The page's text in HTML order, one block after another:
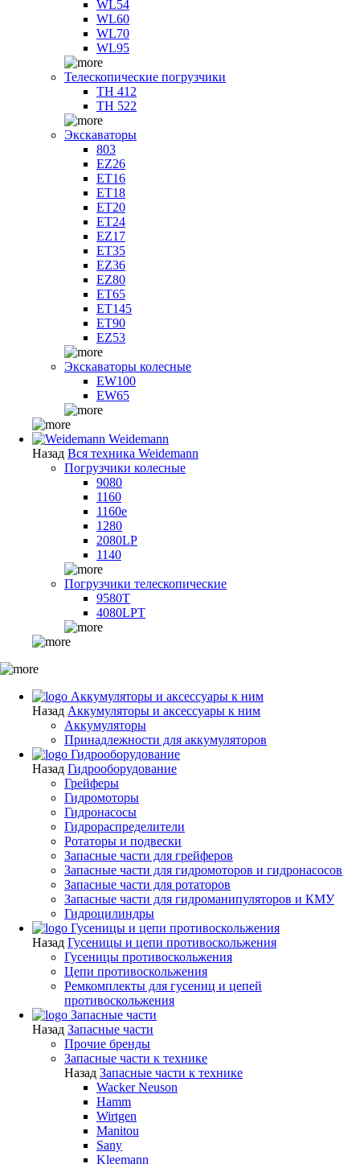
WL54
WL60
WL70
WL95
Телескопические погрузчики
TH 412
TH 522
Экскаваторы
803
EZ26
ET16
ET18
ET20
ET24
EZ17
ET35
EZ36
EZ80
ET65
ET145
ET90
EZ53
Экскаваторы колесные
EW100
EW65
Weidemann
Назад Вся техника Weidemann
Погрузчики колесные
9080
1160
1160e
1280
2080LP
1140
Погрузчики телескопические
9580T
4080LPT
Аккумуляторы и аксессуары к ним
Назад Аккумуляторы и аксессуары к ним
Аккумуляторы
Принадлежности для аккумуляторов
Гидрооборудование
Назад Гидрооборудование
Грейферы
Гидромоторы
Гидронасосы
Гидрораспределители
Ротаторы и подвески
Запасные части для грейферов
Запасные части для гидромоторов и гидронасосов
Запасные части для ротаторов
Запасные части для гидроманипуляторов и КМУ
Гидроцилиндры
Гусеницы и цепи противоскольжения
Назад Гусеницы и цепи противоскольжения
Гусеницы противоскольжения
Цепи противоскольжения
Ремкомплекты для гусениц и цепей
противоскольжения
Запасные части
Назад Запасные части
Прочие бренды
Запасные части к технике
Назад Запасные части к технике
Wacker Neuson
Hamm
Wirtgen
Manitou
Sany
Kleemann